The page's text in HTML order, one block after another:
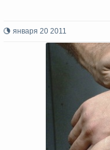
января 20 2011